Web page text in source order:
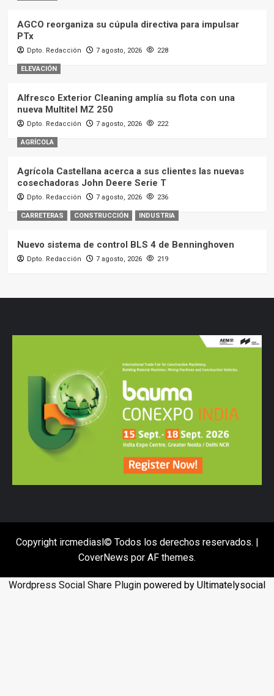
AGCO reorganiza su cúpula directiva para impulsar
PTx
Dpto. Redacción 7 agosto, 2026 228
ELEVACIÓN
Alfresco Exterior Cleaning amplía su flota con una
nueva Multitel MZ 250
Dpto. Redacción 7 agosto, 2026 222
AGRÍCOLA
Agrícola Castellana acerca a sus clientes las nuevas
cosechadoras John Deere Serie T
Dpto. Redacción 7 agosto, 2026 236
CARRETERAS CONSTRUCCIÓN INDUSTRIA
Nuevo sistema de control BLS 4 de Benninghoven
Dpto. Redacción 7 agosto, 2026 219
Copyright ircmediasl© Todos los derechos reservados. |
CoverNews por AF themes.
Wordpress Social Share Plugin powered by Ultimatelysocial